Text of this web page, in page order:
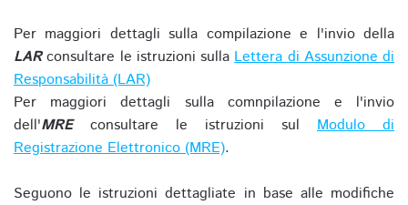
Per maggiori dettagli sulla compilazione e l'invio della
LARconsultare le istruzioni sullaLettera di Assunzione di
Responsabilità (LAR)
Per maggiori dettagli sulla comnpilazione e l'invio
dell'MREconsultare le istruzioni sul Modulo di
Registrazione Elettronico (MRE).
Seguono le istruzioni dettagliate in base alle modifiche